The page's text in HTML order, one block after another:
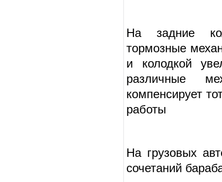
На задние
тормозные
и колодкой
различные
компенсирует
работы
На грузовых
сочетаний